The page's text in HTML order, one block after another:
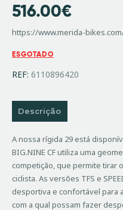
516.00€
https://www.merida-
ESGOTADO
REF: 6110896420
Descrição
A nossa rígida 29 está
BIG.NINE CF utiliza uma
competição, que permite tirar
ciclista. As versões TFS e
desportiva e confortável para
com a qual possam fazer